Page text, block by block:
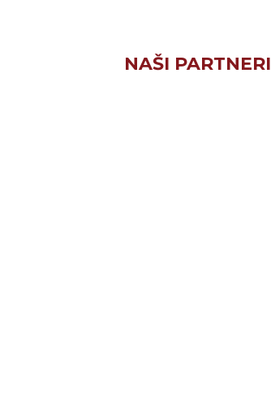
NAŠI PARTNERI